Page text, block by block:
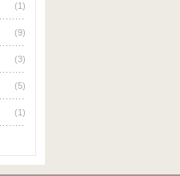
(1)
(9)
(3)
(5)
(1)